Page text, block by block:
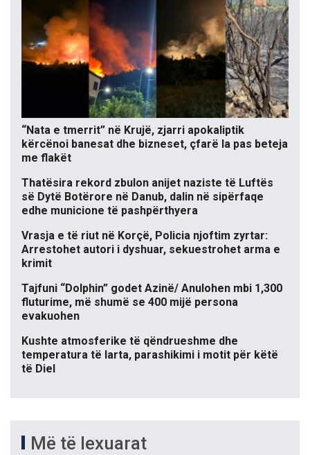
“Nata e tmerrit” në Krujë, zjarri apokaliptik
kërcënoi banesat dhe bizneset, çfarë la pas beteja
me flakët
Thatësira rekord zbulon anijet naziste të Luftës
së Dytë Botërore në Danub, dalin në sipërfaqe
edhe municione të pashpërthyera
Vrasja e të riut në Korçë, Policia njoftim zyrtar:
Arrestohet autori i dyshuar, sekuestrohet arma e
krimit
Tajfuni “Dolphin” godet Azinë/ Anulohen mbi 1,300
fluturime, më shumë se 400 mijë persona
evakuohen
Kushte atmosferike të qëndrueshme dhe
temperatura të larta, parashikimi i motit për këtë
të Diel
Më të lexuarat